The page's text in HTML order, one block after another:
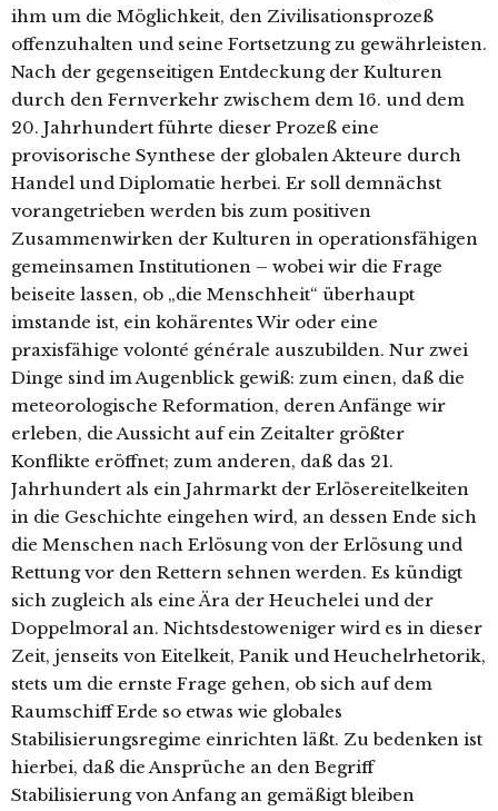
ihm um die Möglichkeit, den Zivilisationsprozeß
offenzuhalten und seine Fortsetzung zu gewährleisten.
Nach der gegenseitigen Entdeckung der Kulturen
durch den Fernverkehr zwischem dem 16. und dem
20. Jahrhundert führte dieser Prozeß eine
provisorische Synthese der globalen Akteure durch
Handel und Diplomatie herbei. Er soll demnächst
vorangetrieben werden bis zum positiven
Zusammenwirken der Kulturen in operationsfähigen
gemeinsamen Institutionen – wobei wir die Frage
beiseite lassen, ob „die Menschheit“ überhaupt
imstande ist, ein kohärentes Wir oder eine
praxisfähige volonté générale auszubilden. Nur zwei
Dinge sind im Augenblick gewiß: zum einen, daß die
meteorologische Reformation, deren Anfänge wir
erleben, die Aussicht auf ein Zeitalter größter
Konflikte eröffnet; zum anderen, daß das 21.
Jahrhundert als ein Jahrmarkt der Erlösereitelkeiten
in die Geschichte eingehen wird, an dessen Ende sich
die Menschen nach Erlösung von der Erlösung und
Rettung vor den Rettern sehnen werden. Es kündigt
sich zugleich als eine Ära der Heuchelei und der
Doppelmoral an. Nichtsdestoweniger wird es in dieser
Zeit, jenseits von Eitelkeit, Panik und Heuchelrhetorik,
stets um die ernste Frage gehen, ob sich auf dem
Raumschiff Erde so etwas wie globales
Stabilisierungsregime einrichten läßt. Zu bedenken ist
hierbei, daß die Ansprüche an den Begriff
Stabilisierung von Anfang an gemäßigt bleiben